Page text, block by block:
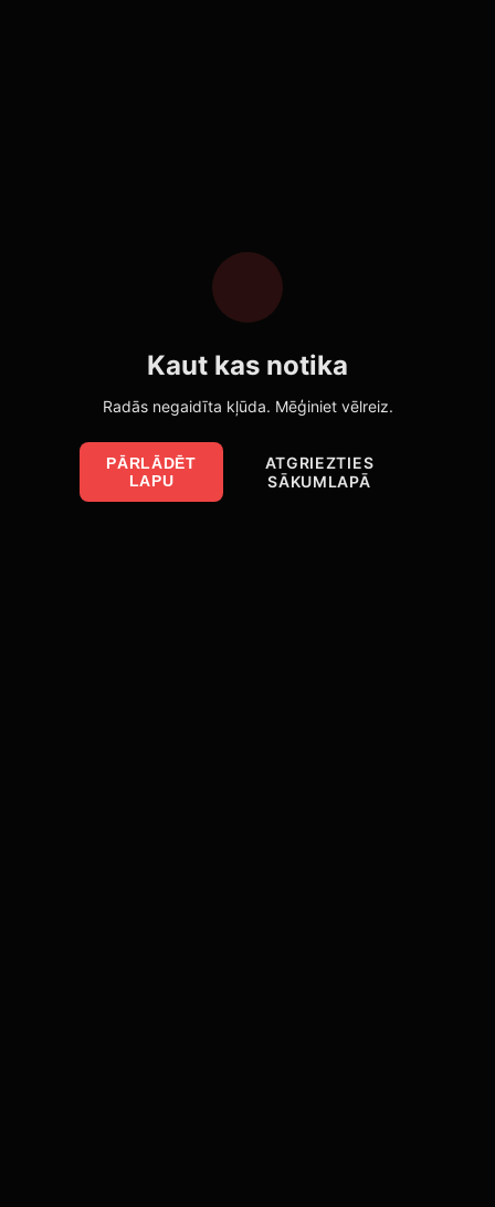
Kaut kas notika
Radās negaidīta kļūda. Mēģiniet vēlreiz.
PĀRLĀDĒT
LAPU
ATGRIEZTIES
SĀKUMLAPĀ